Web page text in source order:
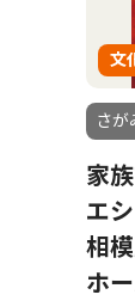
文
さが
家
エ
相
ホ